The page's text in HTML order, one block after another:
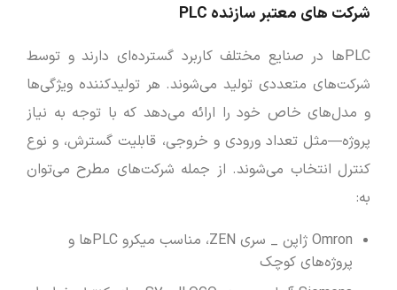
شرکت‌ های معتبر سازنده PLC
PLCها در صنایع مختلف کاربرد گسترده‌ای دارند و توسط
شرکت‌های متعددی تولید می‌شوند. هر تولیدکننده ویژگی‌ها
و مدل‌های خاص خود را ارائه می‌دهد که با توجه به نیاز
پروژه—مثل تعداد ورودی و خروجی، قابلیت گسترش، و نوع
کنترل انتخاب می‌شوند. از جمله شرکت‌های مطرح می‌توان
به:
Omron ژاپن _ سری ZEN، مناسب میکرو PLCها و
پروژه‌های کوچک